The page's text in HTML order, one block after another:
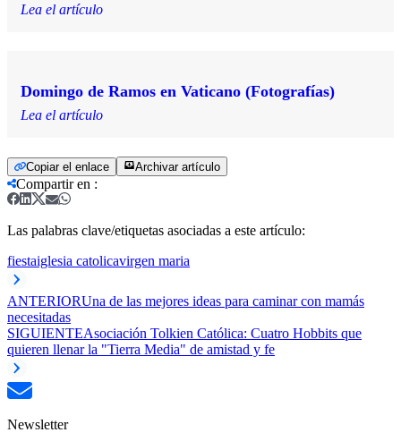
Lea el artículo
Domingo de Ramos en Vaticano (Fotografías)
Lea el artículo
Copiar el enlace Archivar artículo
Compartir en :
Las palabras clave/etiquetas asociadas a este artículo:
fiestaiglesia catolicavirgen maria
ANTERIORUna de las mejores ideas para caminar con mamás
necesitadas
SIGUIENTEAsociación Tolkien Católica: Cuatro Hobbits que
quieren llenar la "Tierra Media" de amistad y fe
Newsletter